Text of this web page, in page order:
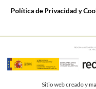
Política de Privacidad y
Sitio web creado y